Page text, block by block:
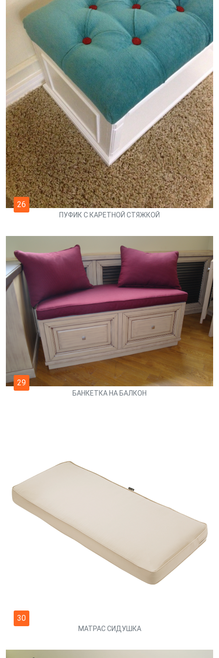
26
ПУФИК С КАРЕТНОЙ СТЯЖКОЙ
29
БАНКЕТКА НА БАЛКОН
30
МАТРАС СИДУШКА